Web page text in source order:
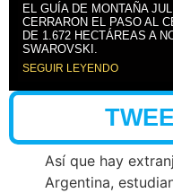
EL GUÍA DE MONTAÑA
CERRARON EL PASO AL
DE 1.672 HECTÁREAS A
SWAROVSKI.
SEGUIR LEYENDO
Así que hay
Argentina,